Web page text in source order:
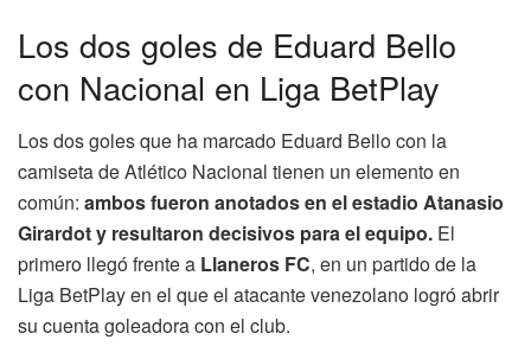
Los dos goles de Eduard Bello
con Nacional en Liga BetPlay
Los dos goles que ha marcado Eduard Bello con la
camiseta de Atlético Nacional tienen un elemento en
común: ambos fueron anotados en el estadio Atanasio
Girardot y resultaron decisivos para el equipo. El
primero llegó frente a Llaneros FC, en un partido de la
Liga BetPlay en el que el atacante venezolano logró abrir
su cuenta goleadora con el club.